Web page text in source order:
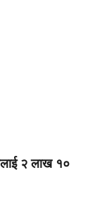
२ लाख १०